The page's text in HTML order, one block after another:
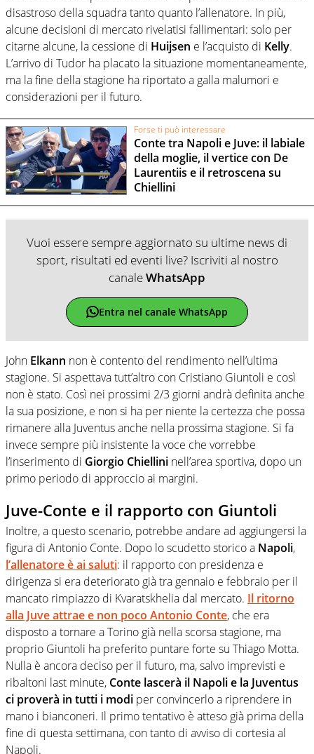
disastroso della squadra tanto quanto l’allenatore. In più,
alcune decisioni di mercato rivelatisi fallimentari: solo per
citarne alcune, la cessione di Huijsen e l’acquisto di Kelly.
L’arrivo di Tudor ha placato la situazione momentaneamente,
ma la fine della stagione ha riportato a galla malumori e
considerazioni per il futuro.
Forse ti può interessare
Conte tra Napoli e Juve: il labiale
della moglie, il vertice con De
Laurentiis e il retroscena su
Chiellini
Vuoi essere sempre aggiornato su ultime news di
sport, risultati ed eventi live? Iscriviti al nostro
canaleWhatsApp
Entra nel canale WhatsApp
John Elkann non è contento del rendimento nell’ultima
stagione. Si aspettava tutt’altro con Cristiano Giuntoli e così
non è stato. Così nei prossimi 2/3 giorni andrà definita anche
la sua posizione, e non si ha per niente la certezza che possa
rimanere alla Juventus anche nella prossima stagione. Si fa
invece sempre più insistente la voce che vorrebbe
l’inserimento di Giorgio Chiellini nell’area sportiva, dopo un
primo periodo di approccio ai margini.
Juve-Conte e il rapporto con Giuntoli
Inoltre, a questo scenario, potrebbe andare ad aggiungersi la
figura di Antonio Conte. Dopo lo scudetto storico a Napoli,
l’allenatore è ai saluti: il rapporto con presidenza e
dirigenza si era deteriorato già tra gennaio e febbraio per il
mancato rimpiazzo di Kvaratskhelia dal mercato. Il ritorno
alla Juve attrae e non poco Antonio Conte, che era
disposto a tornare a Torino già nella scorsa stagione, ma
proprio Giuntoli ha preferito puntare forte su Thiago Motta.
Nulla è ancora deciso per il futuro, ma, salvo imprevisti e
ribaltoni last minute, Conte lascerà il Napoli e la Juventus
ci proverà in tutti i modi per convincerlo a riprendere in
mano i bianconeri. Il primo tentativo è atteso già prima della
fine di questa settimana, con tanto di avviso di cortesia al
Napoli.